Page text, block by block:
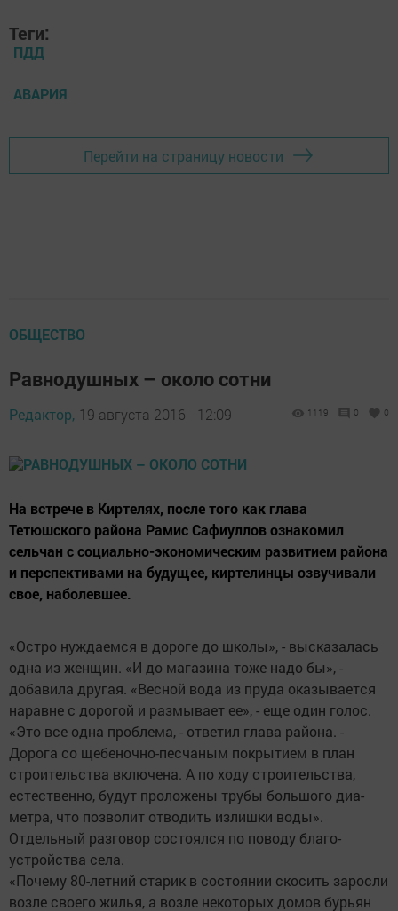
Теги:
ПДД
АВАРИЯ
Перейти на страницу новости
ОБЩЕСТВО
Равнодушных – около сотни
Редактор, 19 августа 2016 - 12:09 1119 0 0
На встрече в Киртелях, после того как глава
Тетюшского района Рамис Сафиуллов ознакомил
сельчан с социально-­экономическим развитием района
и перспективами на будущее, киртелинцы озвучивали
свое, наболевшее.
«Остро нуждаемся в дороге до школы», - высказалась
одна из женщин. «И до магазина тоже надо бы», -
добавила другая. «Весной вода из пруда оказывается
наравне с дорогой и размывает ее», - еще один голос.
«Это все одна проблема, - ответил глава района. -
Дорога со щебеночно-песчаным покрытием в план
строительства включена. А по ходу строительства,
естественно, будут проложены трубы большого диа­
метра, что позволит отводить излишки воды».
Отдельный разговор состоялся по поводу благо­
устройства села.
«Почему 80-летний старик в состоянии скосить заросли
возле своего жилья, а возле некоторых домов бурьян